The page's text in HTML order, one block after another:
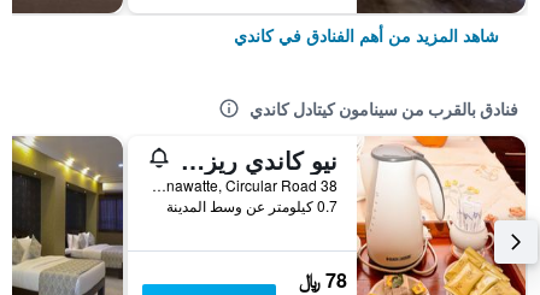
شاهد المزيد من أهم الفنادق في كاندي
فنادق بالقرب من سينامون كيتادل كاندي
نيو كاندي ريزيدنس
38 Poornawatte, Circular Road, كاندي, سريلانكا
0.7 كيلومتر عن وسط المدينة
78 ﷼